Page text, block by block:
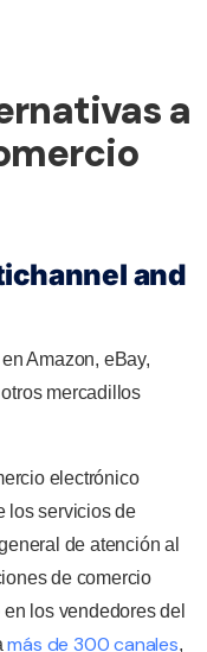
a
and
Amazon, eBay,
mercadillos
electrónico
los servicios de
de atención al
de comercio
los vendedores del
más de 300 canales,